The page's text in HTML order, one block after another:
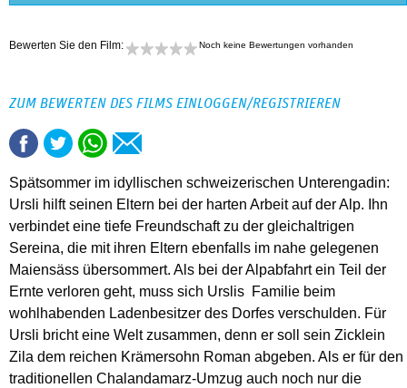
Bewerten Sie den Film: Noch keine Bewertungen vorhanden
ZUM BEWERTEN DES FILMS EINLOGGEN/REGISTRIEREN
Spätsommer im idyllischen schweizerischen Unterengadin:
Ursli hilft seinen Eltern bei der harten Arbeit auf der Alp. Ihn
verbindet eine tiefe Freundschaft zu der gleichaltrigen
Sereina, die mit ihren Eltern ebenfalls im nahe gelegenen
Maiensäss übersommert. Als bei der Alpabfahrt ein Teil der
Ernte verloren geht, muss sich Urslis Familie beim
wohlhabenden Ladenbesitzer des Dorfes verschulden. Für
Ursli bricht eine Welt zusammen, denn er soll sein Zicklein
Zila dem reichen Krämersohn Roman abgeben. Als er für den
traditionellen Chalandamarz-Umzug auch noch nur die